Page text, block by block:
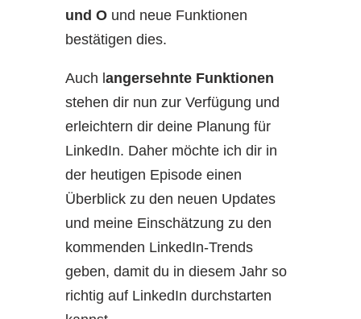
und Ound neue Funktionen
bestätigen dies.
Auch l angersehnte Funktionen
stehen dir nun zur Verfügung und
erleichtern dir deine Planung für
LinkedIn. Daher möchte ich dir in
der heutigen Episode einen
Überblick zu den neuen Updates
und meine Einschätzung zu den
kommenden LinkedIn-Trends
geben, damit du in diesem Jahr so
richtig auf LinkedIn durchstarten